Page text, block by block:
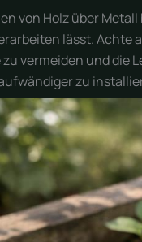
von Holz über
lässt. Achte
vermeiden und die
zu